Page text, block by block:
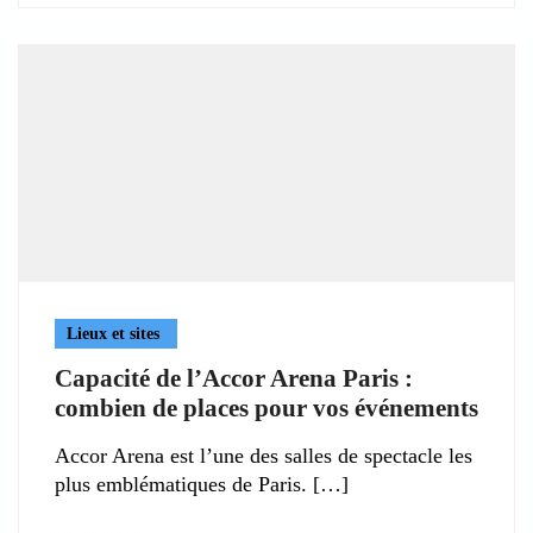
Lieux et sites
Capacité de l’Accor Arena Paris :
combien de places pour vos événements
Accor Arena est l’une des salles de spectacle les
plus emblématiques de Paris.